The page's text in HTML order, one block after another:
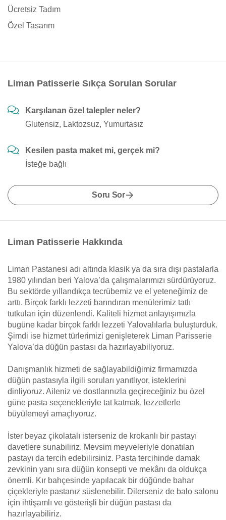
Ücretsiz Tadım
Özel Tasarım
Liman Patisserie Sıkça Sorulan Sorular
Karşılanan özel talepler neler?
Glutensiz, Laktozsuz, Yumurtasız
Kesilen pasta maket mi, gerçek mi?
İsteğe bağlı
Soru Sor
Liman Patisserie Hakkında
Liman Pastanesi adı altında klasik ya da sıra dışı pastalarla
1980 yılından beri Yalova’da çalışmalarımızı sürdürüyoruz.
Bu sektörde yıllandıkça tecrübemiz ve el yeteneğimiz de
arttı. Birçok farklı lezzeti barındıran menülerimiz tatlı
tutkuları için düzenlendi. Kaliteli hizmet anlayışımızla
bugüne kadar birçok farklı lezzeti Yalovalılarla buluşturduk.
Şimdi ise hizmet türlerimizi genişleterek Liman Parisserie
Yalova’da düğün pastası da hazırlayabiliyoruz.
Danışmanlık hizmeti de sağlayabildiğimiz firmamızda
düğün pastasıyla ilgili soruları yanıtlıyor, isteklerini
dinliyoruz. Aileniz ve dostlarınızla geçireceğiniz bu özel
güne pasta seçenekleriyle tat katmak, lezzetlerle
büyülemeyi amaçlıyoruz.
İster beyaz çikolatalı isterseniz de krokanlı bir pastayı
davetlere sunabiliriz. Mevsim meyveleriyle donatılan
pastayı da tercih edebilirsiniz. Pasta tercihinde damak
zevkinin yanı sıra düğün konsepti ve mekânı da oldukça
önemli. Kır bahçesinde yapılacak bir düğünde bahar
çiçekleriyle pastanız süslenebilir. Dilerseniz de balo salonu
için ihtişamlı ve gösterişli bir düğün pastası da
hazırlayabiliriz.